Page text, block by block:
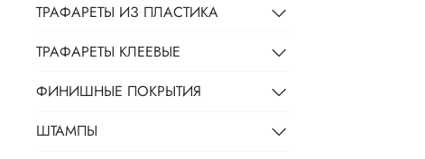
ТРАФАРЕТЫ ИЗ ПЛАСТИКА
ТРАФАРЕТЫ КЛЕЕВЫЕ
ФИНИШНЫЕ ПОКРЫТИЯ
ШТАМПЫ